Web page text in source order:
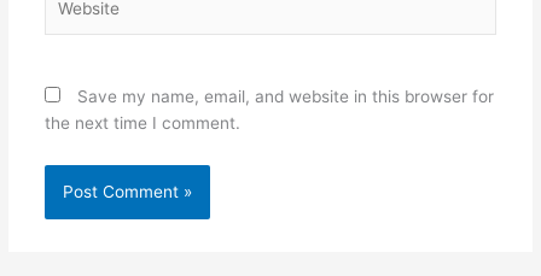
Save my name, email, and website in this browser for
the next time I comment.